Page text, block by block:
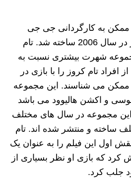
به کارگردانی جی جی
آبرامز با بازی تام کروز در سال 2006 ساخته شد. تام
شهرت بیشتری نسبت به
تام کروز را با بازی در
ممکن می شناسند. این مجموعه
و اکشن هالیوود می باشد
نسخه از این مجموعه در سال های مختلف
ساخته و منتشر شده اند. تام
اول این فیلم را به عنوان یک
کرد که بازی او نظر بسیاری از
جلب کرد.